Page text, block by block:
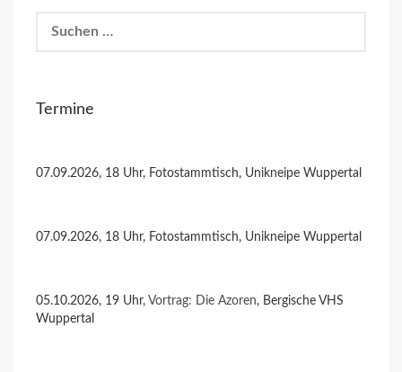
nach:
Termine
07.09.2026, 18 Uhr, Fotostammtisch, Unikneipe Wuppertal
07.09.2026, 18 Uhr, Fotostammtisch, Unikneipe Wuppertal
05.10.2026, 19 Uhr, Vortrag: Die Azoren, Bergische VHS
Wuppertal